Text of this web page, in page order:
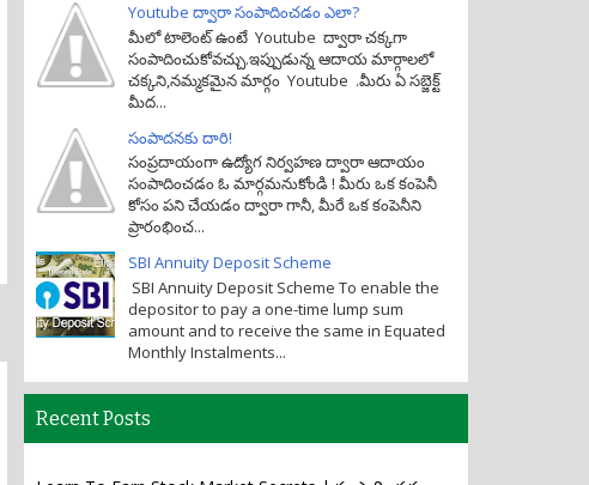
Youtube ద్వారా సంపాదించడం ఎలా?
మీలో టాలెంట్ ఉంటే Youtube ద్వారా చక్కగా
సంపాదించుకోవచ్చు.ఇప్పుడున్న ఆదాయ మార్గాలలో
చక్కని,నమ్మకమైన మార్గం Youtube .మీరు ఏ సబ్జెక్ట్
మీద...
సంపాదనకు దారి!
సంప్రదాయంగా ఉద్యోగ నిర్వహణ ద్వారా ఆదాయం
సంపాదించడం ఓ మార్గమనుకోండి ! మీరు ఒక కంపెనీ
కోసం పని చేయడం ద్వారా గానీ, మీరే ఒక కంపెనీని
ప్రారంభించ...
SBI Annuity Deposit Scheme
SBI Annuity Deposit Scheme To enable the
depositor to pay a one-time lump sum
amount and to receive the same in Equated
Monthly Instalments...
Recent Posts